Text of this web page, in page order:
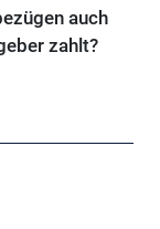
auch
zahlt?